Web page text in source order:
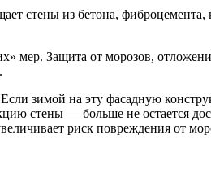
стены из бетона,
мер. Защита от морозов,
зимой на эту фасадную
стены — больше не остается
риск повреждения от